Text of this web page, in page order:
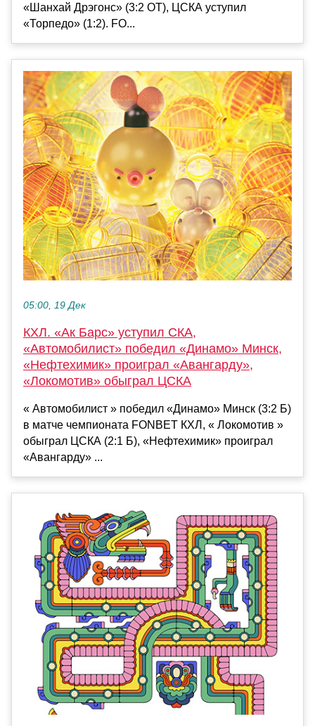
«Шанхай Дрэгонс» (3:2 ОТ), ЦСКА уступил
«Торпедо» (1:2). FO...
05:00, 19 Дек
КХЛ. «Ак Барс» уступил СКА,
«Автомобилист» победил «Динамо» Минск,
«Нефтехимик» проиграл «Авангарду»,
«Локомотив» обыграл ЦСКА
« Автомобилист » победил «Динамо» Минск (3:2 Б)
в матче чемпионата FONBET КХЛ, « Локомотив »
обыграл ЦСКА (2:1 Б), «Нефтехимик» проиграл
«Авангарду» ...